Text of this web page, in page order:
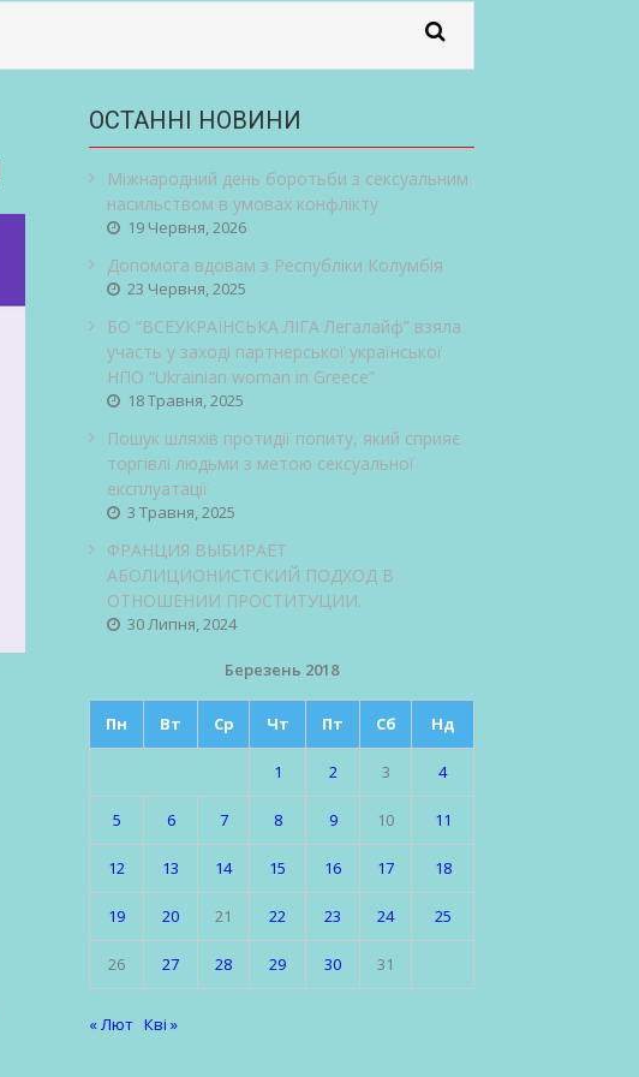
ОСТАННІ НОВИНИ
Міжнародний день боротьби з сексуальним
насильством в умовах конфлікту
19 Червня, 2026
Допомога вдовам з Республіки Колумбія
23 Червня, 2025
БО “ВСЕУКРАЇНСЬКА ЛІГА Легалайф” взяла
участь у заході партнерської української
НПО “Ukrainian woman in Greece”
18 Травня, 2025
Пошук шляхів протидії попиту, який сприяє
торгівлі людьми з метою сексуальної
експлуатації
3 Травня, 2025
ФРАНЦИЯ ВЫБИРАЕТ
АБОЛИЦИОНИСТСКИЙ ПОДХОД В
ОТНОШЕНИИ ПРОСТИТУЦИИ.
30 Липня, 2024
Березень 2018
Пн Вт Ср Чт Пт Сб Нд
1 2 3 4
5 6 7 8 9 10 11
12 13 14 15 16 17 18
19 20 21 22 23 24 25
26 27 28 29 30 31
« Лют Кві »